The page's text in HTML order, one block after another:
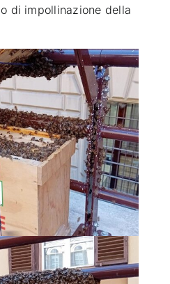
di impollinazione della